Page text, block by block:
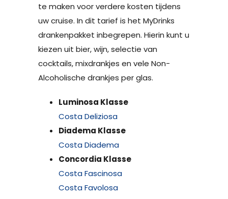
te maken voor verdere kosten tijdens
uw cruise. In dit tarief is het MyDrinks
drankenpakket inbegrepen. Hierin kunt u
kiezen uit bier, wijn, selectie van
cocktails, mixdrankjes en vele Non-
Alcoholische drankjes per glas.
Luminosa Klasse
Costa Deliziosa
Diadema Klasse
Costa Diadema
Concordia Klasse
Costa Fascinosa
Costa Favolosa